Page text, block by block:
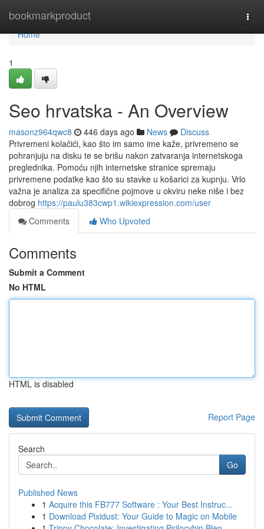
bookmarkproduct
Home
Home
1
Seo hrvatska - An Overview
masonz964qwc8 446 days ago News
Discuss
Privremeni kolačići, kao što im samo ime kaže, privremeno se
pohranjuju na disku te se brišu nakon zatvaranja internetskoga
preglednika. Pomoću njih internetske stranice spremaju
privremene podatke kao što su stavke u košarici za kupnju. Vrlo
važna je analiza za specifične pojmove u okviru neke niše i bez
dobrog https://paulu383cwp1.wikiexpression.com/user
Comments
Who Upvoted
Comments
Submit a Comment
No HTML
HTML is disabled
Report Page
Search
Go
Published News
1 Acquire this FB777 Software : Your Best Instruc...
1 Download Pixidust: Your Guide to Magic on Mobile